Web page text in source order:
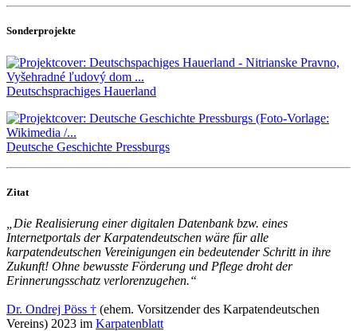
Sonderprojekte
Deutschsprachiges Hauerland
Deutsche Geschichte Pressburgs
Zitat
„Die Realisierung einer digitalen Datenbank bzw. eines
Internetportals der Karpatendeutschen wäre für alle
karpatendeutschen Vereinigungen ein bedeutender Schritt in ihre
Zukunft! Ohne bewusste Förderung und Pflege droht der
Erinnerungsschatz verlorenzugehen.“
Dr. Ondrej Pöss † (ehem. Vorsitzender des Karpatendeutschen
Vereins) 2023 im Karpatenblatt